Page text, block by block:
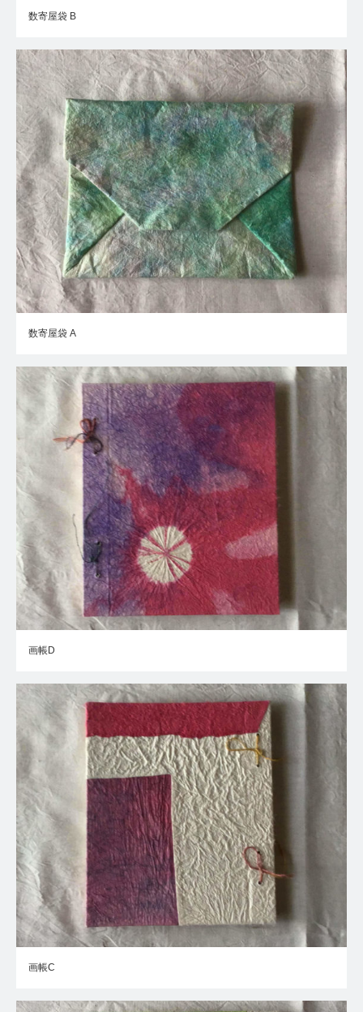
数寄屋袋 B
数寄屋袋 A
画帳D
画帳C